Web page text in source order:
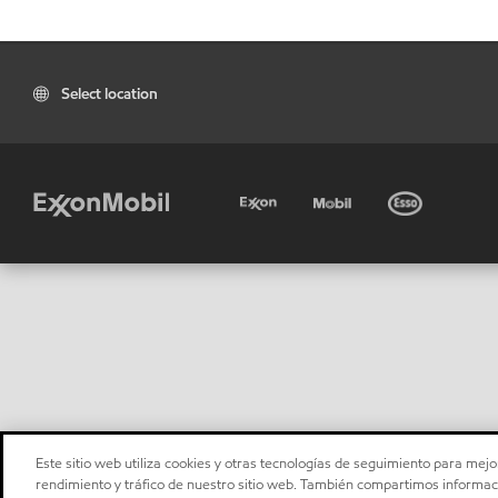
Select location
Este sitio web utiliza cookies y otras tecnologías de seguimiento para
rendimiento y tráfico de nuestro sitio web. También compartimos